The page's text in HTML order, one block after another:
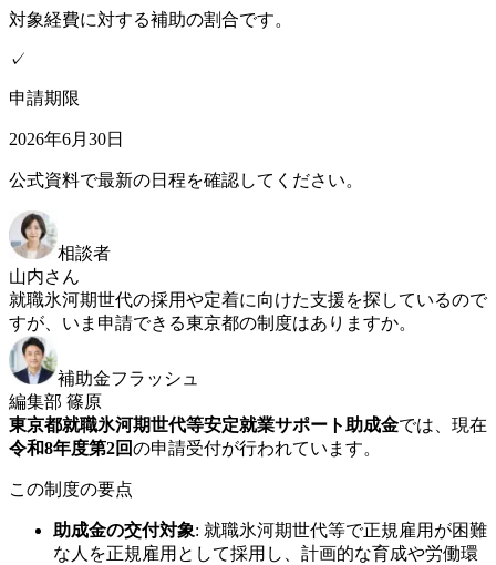
対象経費に対する補助の割合です。
✓
申請期限
2026年6月30日
公式資料で最新の日程を確認してください。
相談者
山内さん
就職氷河期世代の採用や定着に向けた支援を探しているので
すが、いま申請できる東京都の制度はありますか。
補助金フラッシュ
編集部 篠原
東京都就職氷河期世代等安定就業サポート助成金では、現在
令和8年度第2回の申請受付が行われています。
この制度の要点
助成金の交付対象: 就職氷河期世代等で正規雇用が困難
な人を正規雇用として採用し、計画的な育成や労働環